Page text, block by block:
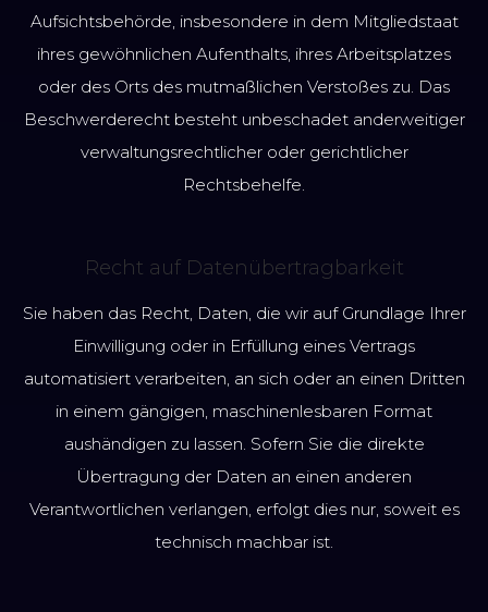
Aufsichtsbehörde, insbesondere in dem Mitgliedstaat
ihres gewöhnlichen Aufenthalts, ihres Arbeitsplatzes
oder des Orts des mutmaßlichen Verstoßes zu. Das
Beschwerderecht besteht unbeschadet anderweitiger
verwaltungsrechtlicher oder gerichtlicher
Rechtsbehelfe.
Recht auf Datenübertragbarkeit
Sie haben das Recht, Daten, die wir auf Grundlage Ihrer
Einwilligung oder in Erfüllung eines Vertrags
automatisiert verarbeiten, an sich oder an einen Dritten
in einem gängigen, maschinenlesbaren Format
aushändigen zu lassen. Sofern Sie die direkte
Übertragung der Daten an einen anderen
Verantwortlichen verlangen, erfolgt dies nur, soweit es
technisch machbar ist.